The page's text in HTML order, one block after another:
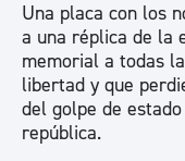
Una placa con los
a una réplica de la
memorial a todas
libertad y que
del golpe de
república.